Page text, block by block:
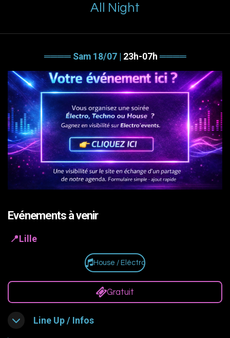
All Night
════ Sam 18/07| 23h-07h ════
Evénements à venir
📍Lille
House / Eléctro
Gratuit
Line Up / Infos